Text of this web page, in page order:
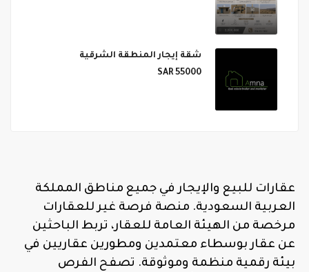
شقة إيجار المنطقة الشرقية
55000 SAR
عقارات للبيع والإيجار في جميع مناطق المملكة
العربية السعودية. منصة فرصة غير للعقارات
مرخصة من الهيئة العامة للعقار، تربط الباحثين
عن عقار بوسطاء معتمدين ومطورين عقاريين في
بيئة رقمية منظمة وموثوقة. تصفح الفرص